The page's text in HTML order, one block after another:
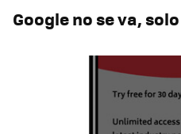
Google no se va,